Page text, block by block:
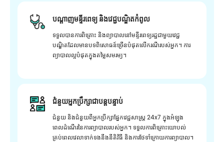
បណ្តាញមន្ទីរពេទ្យ និងវេជ្ជបណ្ឌិតកំពូល
ទទួលបានការពិគ្រោះ និងព្យាបាលនៅមន្ទីរពេទ្យរដ្ឋជាមួយវេជ្ជ
បណ្ឌិតដែលមានបទពិសោធន៍ច្រើនបំផុតលើករណីរបស់អ្នក។ ការ
ព្យាបាលល្អបំផុតក្នុងតម្លៃសមរម្យ។
ជំនួយអ្នកប្រឹក្សាជាបន្តបន្ទាប់
ជំនួយ និងជំនួយពីអ្នកប្រឹក្សាផ្នែកវេជ្ជសាស្រ្ត 24x7 ក្នុងអំឡុង
ពេលដំណើរនៃការព្យាបាលរបស់អ្នក។ ទទួលការពិគ្រោះយោបល់
គ្រប់ពេលវេលាទាក់ទងនឹងនីតិវិធី និងការថែទាំក្រោយការព្យាបាល។